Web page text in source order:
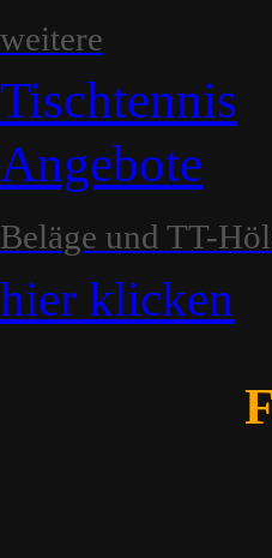
weitere
Tischtennis
Angebote
Beläge und TT-
hier klicken